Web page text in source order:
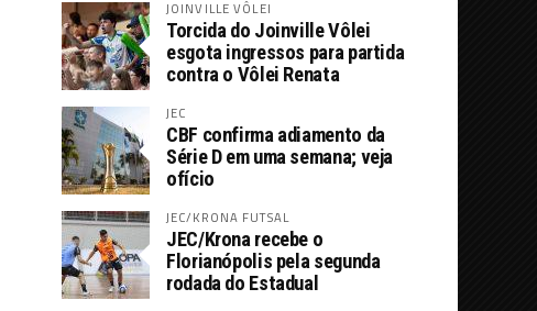
JOINVILLE VÔLEI
Torcida do Joinville Vôlei
esgota ingressos para partida
contra o Vôlei Renata
JEC
CBF confirma adiamento da
Série D em uma semana; veja
ofício
JEC/KRONA FUTSAL
JEC/Krona recebe o
Florianópolis pela segunda
rodada do Estadual